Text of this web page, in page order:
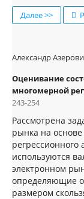
Далее >>
Александр
Оценивание
многомерной
243-254
Рассмотрена
рынка на
регрессионного
используются
электронном
определяющие
размером